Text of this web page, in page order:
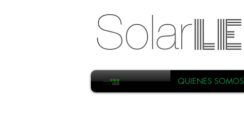
QUIENES SOMOS